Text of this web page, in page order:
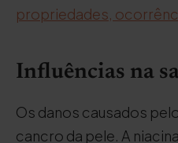
propriedades,
Influências na
Os danos causados
cancro da pele. A